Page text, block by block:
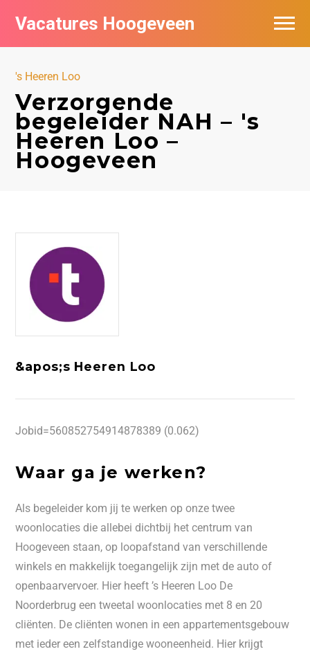
Vacatures Hoogeveen
's Heeren Loo
Verzorgende
begeleider NAH – 's
Heeren Loo –
Hoogeveen
&apos;s Heeren Loo
Jobid=560852754914878389 (0.062)
Waar ga je werken?
Als begeleider kom jij te werken op onze twee
woonlocaties die allebei dichtbij het centrum van
Hoogeveen staan, op loopafstand van verschillende
winkels en makkelijk toegangelijk zijn met de auto of
openbaarvervoer. Hier heeft ’s Heeren Loo De
Noorderbrug een tweetal woonlocaties met 8 en 20
cliënten. De cliënten wonen in een appartementsgebouw
met ieder een zelfstandige wooneenheid. Hier krijgt
Vacatures per bedrijf
Nieuwsbrief feed